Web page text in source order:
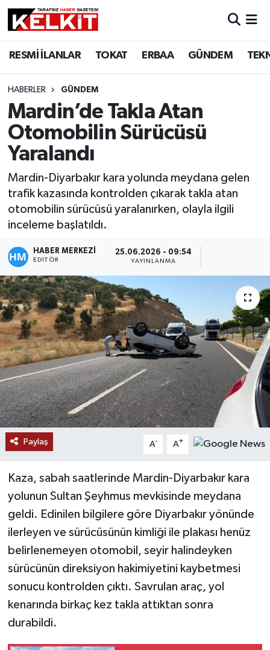
RESMİ İLANLAR TOKAT ERBAA GÜNDEM
HABERLER GÜNDEM
Mardin’de Takla Atan
Otomobilin Sürücüsü
Yaralandı
Mardin-Diyarbakır kara yolunda meydana gelen
trafik kazasında kontrolden çıkarak takla atan
otomobilin sürücüsü yaralanırken, olayla ilgili
inceleme başlatıldı.
HABER MERKEZİ
EDITÖR
25.06.2026 - 09:54
YAYINLANMA
Paylaş A- A+
Kaza, sabah saatlerinde Mardin-Diyarbakır kara
yolunun Sultan Şeyhmus mevkisinde meydana
geldi. Edinilen bilgilere göre Diyarbakır yönünde
ilerleyen ve sürücüsünün kimliği ile plakası henüz
belirlenemeyen otomobil, seyir halindeyken
sürücünün direksiyon hakimiyetini kaybetmesi
sonucu kontrolden çıktı. Savrulan araç, yol
kenarında birkaç kez takla attıktan sonra
durabildi.